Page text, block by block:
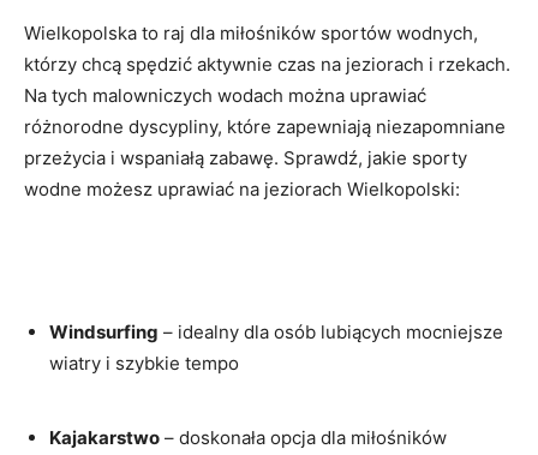
Wielkopolska to raj dla miłośników sportów wodnych,
którzy chcą spędzić aktywnie czas na jeziorach i rzekach.
Na tych malowniczych wodach można uprawiać
różnorodne dyscypliny, które zapewniają niezapomniane
przeżycia i wspaniałą zabawę. Sprawdź, jakie sporty
wodne możesz uprawiać na jeziorach Wielkopolski:
Windsurfing – idealny dla osób lubiących mocniejsze
wiatry i szybkie tempo
Kajakarstwo – doskonała opcja dla miłośników